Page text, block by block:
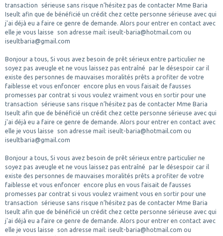
transaction sérieuse sans risque n’hésitez pas de contacter Mme Baria
Iseult afin que de bénéficié un crédit chez cette personne sérieuse avec qui
j'ai déjà eu a faire ce genre de demande. Alors pour entrer en contact avec
elle je vous laisse son adresse mail: iseult-baria@hotmail.com ou
iseultbaria@gmail.com
Bonjour a tous, Si vous avez besoin de prêt sérieux entre particulier ne
soyez pas aveugle et ne vous laissez pas entraîné par le désespoir car il
existe des personnes de mauvaises moralités prêts a profiter de votre
faiblesse et vous enfoncer encore plus en vous faisait de fausses
promesses par contrat si vous voulez vraiment vous en sortir pour une
transaction sérieuse sans risque n’hésitez pas de contacter Mme Baria
Iseult afin que de bénéficié un crédit chez cette personne sérieuse avec qui
j'ai déjà eu a faire ce genre de demande. Alors pour entrer en contact avec
elle je vous laisse son adresse mail: iseult-baria@hotmail.com ou
iseultbaria@gmail.com
Bonjour a tous, Si vous avez besoin de prêt sérieux entre particulier ne
soyez pas aveugle et ne vous laissez pas entraîné par le désespoir car il
existe des personnes de mauvaises moralités prêts a profiter de votre
faiblesse et vous enfoncer encore plus en vous faisait de fausses
promesses par contrat si vous voulez vraiment vous en sortir pour une
transaction sérieuse sans risque n’hésitez pas de contacter Mme Baria
Iseult afin que de bénéficié un crédit chez cette personne sérieuse avec qui
j'ai déjà eu a faire ce genre de demande. Alors pour entrer en contact avec
elle je vous laisse son adresse mail: iseult-baria@hotmail.com ou